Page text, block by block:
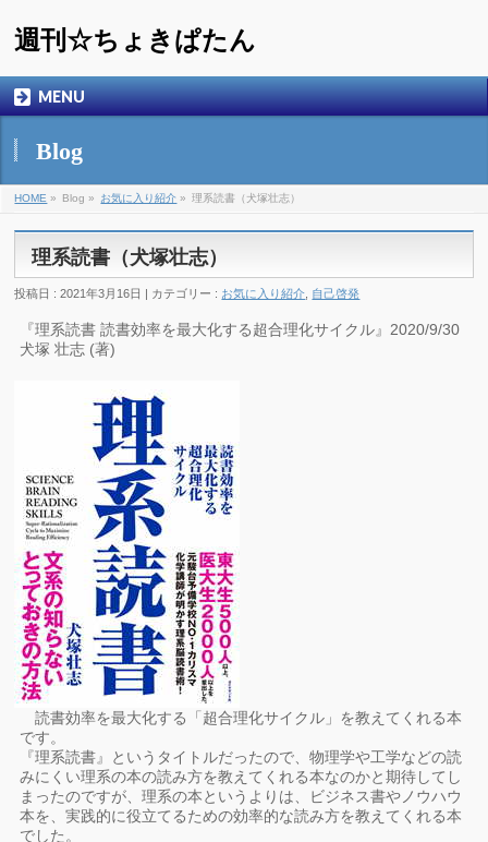
週刊☆ちょきぱたん
MENU
Blog
HOME » Blog » お気に入り紹介 » 理系読書（犬塚壮志）
理系読書（犬塚壮志）
投稿日 : 2021年3月16日 | カテゴリー : お気に入り紹介 自己啓発
『理系読書 読書効率を最大化する超合理化サイクル』2020/9/30
犬塚 壮志 (著)
読書効率を最大化する「超合理化サイクル」を教えてくれる本
です。
『理系読書』というタイトルだったので、物理学や工学などの読
みにくい理系の本の読み方を教えてくれる本なのかと期待してし
まったのですが、理系の本というよりは、ビジネス書やノウハウ
本を、実践的に役立てるための効率的な読み方を教えてくれる本
でした。